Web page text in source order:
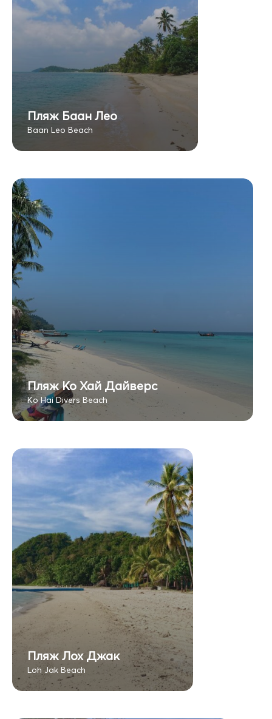
Пляж Баан Лео
Baan Leo Beach
Пляж Ко Хай Дайверс
Ko Hai Divers Beach
Пляж Лох Джак
Loh Jak Beach